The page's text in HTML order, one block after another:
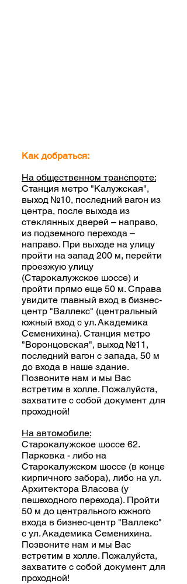
Как добраться:
На общественном транспорте:
Станция метро "Калужская",
выход №10, последний вагон из
центра, после выхода из
стеклянных дверей – направо,
из подземного перехода –
направо. При выходе на улицу
пройти на запад 200 м, перейти
проезжую улицу
(Старокалужское шоссе) и
пройти прямо еще 50 м. Справа
увидите главный вход в бизнес-
центр "Валлекс" (центральный
южный вход с ул. Академика
Семенихина). Станция метро
"Воронцовская", выход №11,
последний вагон с запада, 50 м
до входа в наше здание.
Позвоните нам и мы Вас
встретим в холле. Пожалуйста,
захватите с собой документ для
проходной!
На автомобиле:
Старокалужское шоссе 62.
Парковка - либо на
Старокалужском шоссе (в конце
кирпичного забора), либо на ул.
Архитектора Власова (у
пешеходного перехода). Пройти
50 м до центрального южного
входа в бизнес-центр "Валлекс"
с ул. Академика Семенихина.
Позвоните нам и мы Вас
встретим в холле. Пожалуйста,
захватите с собой документ для
проходной!